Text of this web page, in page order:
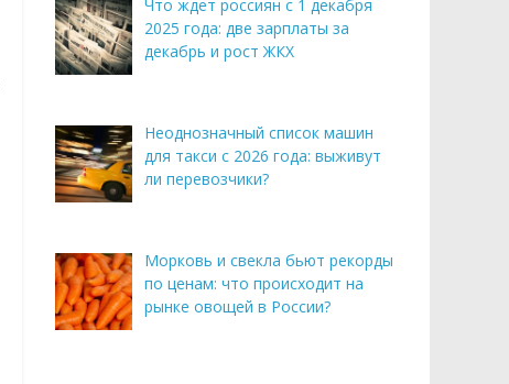
Что ждет россиян с 1 декабря
2025 года: две зарплаты за
декабрь и рост ЖКХ
Неоднозначный список машин
для такси с 2026 года: выживут
ли перевозчики?
Морковь и свекла бьют рекорды
по ценам: что происходит на
рынке овощей в России?